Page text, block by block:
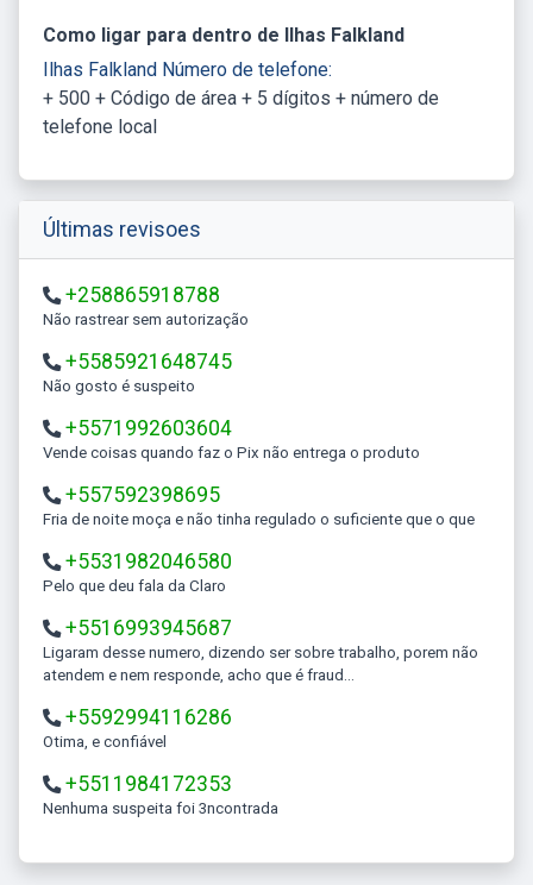
Como ligar para dentro de Ilhas Falkland
Ilhas Falkland Número de telefone:
+ 500 + Código de área + 5 dígitos + número de
telefone local
Últimas revisoes
+258865918788
Não rastrear sem autorização
+5585921648745
Não gosto é suspeito
+5571992603604
Vende coisas quando faz o Pix não entrega o produto
+557592398695
Fria de noite moça e não tinha regulado o suficiente que o que
+5531982046580
Pelo que deu fala da Claro
+5516993945687
Ligaram desse numero, dizendo ser sobre trabalho, porem não
atendem e nem responde, acho que é fraud...
+5592994116286
Otima, e confiável
+5511984172353
Nenhuma suspeita foi 3ncontrada